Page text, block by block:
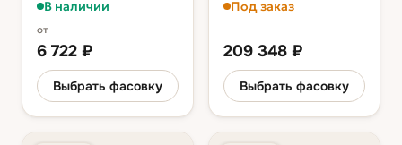
В наличии
от
6 722 ₽
Выбрать фасовку
Под заказ
209 348 ₽
Выбрать фасовку